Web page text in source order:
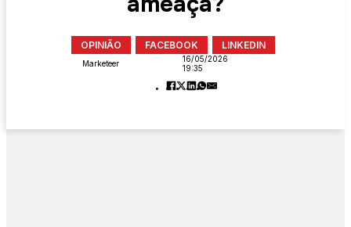
OPINIÃO FACEBOOK LINKEDIN
Marketeer
16/05/2026
19:35